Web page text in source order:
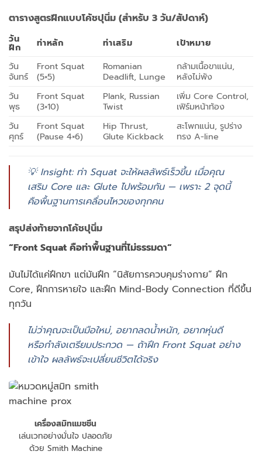
ตารางสูตรฝึกแบบโค้ชปุนิ่ม (สำหรับ 3 วัน/สัปดาห์)
วัน
ฝึก ท่าหลัก ท่าเสริม
เป้าหมาย
วัน
จันทร์
Front Squat
(5×5)
Romanian
Deadlift, Lunge
กล้ามเนื้อขาแน่น,
หลังไม่พัง
วัน
พุธ
Front Squat
(3×10)
Plank, Russian
Twist
เพิ่ม Core Control,
เฟิร์มหน้าท้อง
วัน
ศุกร์
Front Squat
(Pause 4×6)
Hip Thrust,
Glute Kickback
สะโพกแน่น, รูปร่าง
ทรง A-line
💡 Insight: ท่า Squat จะให้ผลลัพธ์เร็วขึ้น เมื่อคุณ
เสริม Core และ Glute ไปพร้อมกัน — เพราะ 2 จุดนี้
คือพื้นฐานการเคลื่อนไหวของทุกคน
สรุปส่งท้ายจากโค้ชปุนิ่ม
“Front Squat คือท่าพื้นฐานที่ไม่ธรรมดา”
มันไม่ได้แค่ฝึกขา แต่มันฝึก “นิสัยการควบคุมร่างกาย” ฝึก
Core, ฝึกการหายใจ และฝึก Mind-Body Connection ที่ดีขึ้น
ทุกวัน
ไม่ว่าคุณจะเป็นมือใหม่, อยากลดน้ำหนัก, อยากหุ่นดี
หรือกำลังเตรียมประกวด — ถ้าฝึก Front Squat อย่าง
เข้าใจ ผลลัพธ์จะเปลี่ยนชีวิตได้จริง
เครื่องสมิทแมชชีน
เล่นเวทอย่างมั่นใจ ปลอดภัย
ด้วย Smith Machine